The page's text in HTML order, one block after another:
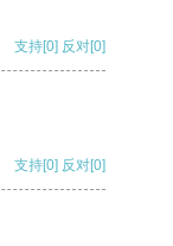
支持[0] 反对[0]
支持[0] 反对[0]